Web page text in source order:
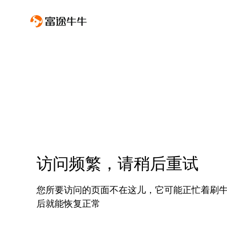
访问频繁，请稍后重试
您所要访问的页面不在这儿，它可能正忙着刷
后就能恢复正常